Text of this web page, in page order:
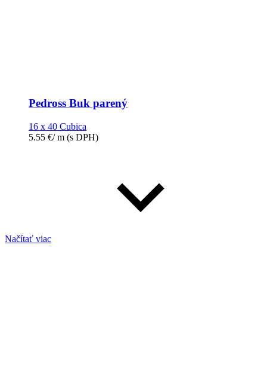
Pedross Buk parený
16 x 40 Cubica
5.55 €/ m (s DPH)
Načítať viac